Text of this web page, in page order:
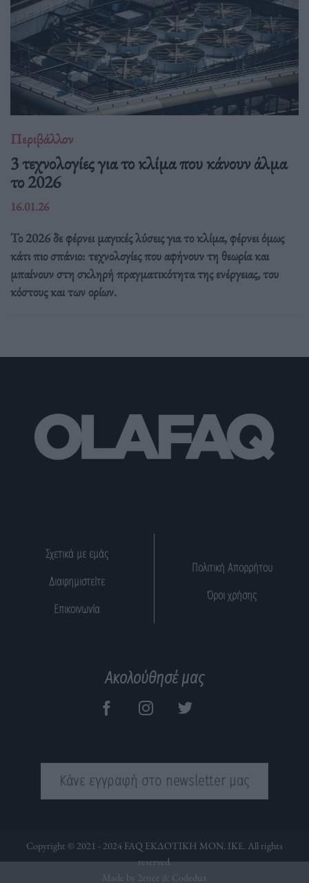
Περιβάλλον
3 τεχνολογίες για το κλίμα που κάνουν άλμα
το 2026
16.01.26
Το 2026 δε φέρνει μαγικές λύσεις για το κλίμα, φέρνει όμως
κάτι πιο σπάνιο: τεχνολογίες που αφήνουν τη θεωρία και
μπαίνουν στη σκληρή πραγματικότητα της ενέργειας, του
κόστους και των ορίων.
Σχετικά με εμάς
Διαφημιστείτε
Επικοινωνία
Πολιτική Απορρήτου
Όροι χρήσης
Ακολούθησέ μας
Κάνε εγγραφή στο newsletter μας
Copyright © 2021 - 2024 FAQ ΕΚΔΟΤΙΚΗ ΜΟΝ. ΙΚΕ. All rights
reserved.
Made by 2ence & Codedux